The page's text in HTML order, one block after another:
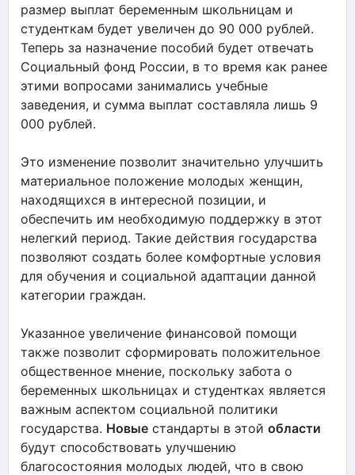
размер выплат беременным школьницам и
студенткам будет увеличен до 90 000 рублей.
Теперь за назначение пособий будет отвечать
Социальный фонд России, в то время как ранее
этими вопросами занимались учебные
заведения, и сумма выплат составляла лишь 9
000 рублей.
Это изменение позволит значительно улучшить
материальное положение молодых женщин,
находящихся в интересной позиции, и
обеспечить им необходимую поддержку в этот
нелегкий период. Такие действия государства
позволяют создать более комфортные условия
для обучения и социальной адаптации данной
категории граждан.
Указанное увеличение финансовой помощи
также позволит сформировать положительное
общественное мнение, поскольку забота о
беременных школьницах и студентках является
важным аспектом социальной политики
государства. Новые стандарты в этой области
будут способствовать улучшению
благосостояния молодых людей, что в свою